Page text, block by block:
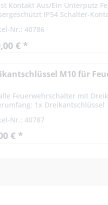
Kontakt Aus/Ein Unterputz
IP54 Schalter-
Nr.: 40786
€ *
M10 für
Feuerwehrschalter mit
1x Dreikantschlüssel
Nr.: 40787
€ *